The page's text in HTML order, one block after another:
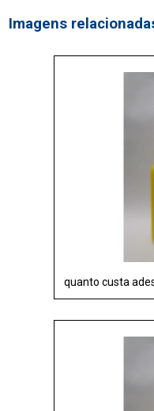
Imagens
quanto custa